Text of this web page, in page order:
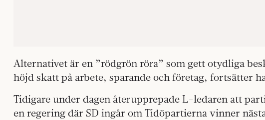
Alternativet är en ”rödgrön röra” som gett otydliga
höjd skatt på arbete, sparande och företag, fortsätter
Tidigare under dagen återupprepade L-ledaren att
en regering där SD ingår om Tidöpartierna vinner